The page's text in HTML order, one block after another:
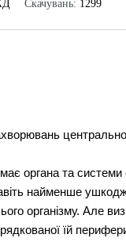
Скачувань: 1299
органа та системи
найменше
організму. Але
їй